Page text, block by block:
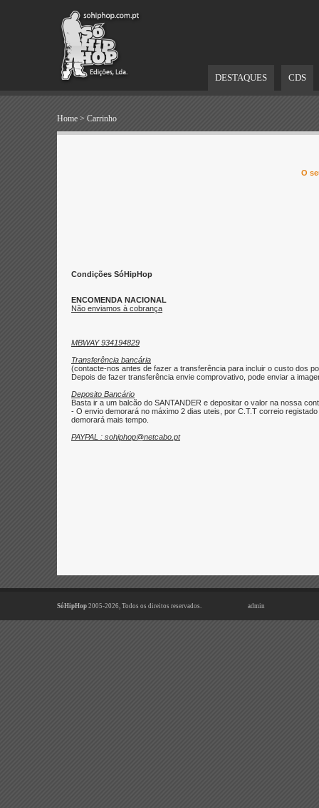
DESTAQUES CDS
Home > Carrinho
O
Condições SóHipHop
ENCOMENDA NACIONAL
Não enviamos à cobrança
MBWAY 934194829
Transferência bancária
(contacte-nos antes de fazer a transferência para incluir o custo dos
Depois de fazer transferência envie comprovativo, pode enviar a
Deposito Bancário
Basta ir a um balcão do SANTANDER e depositar o valor na nossa
- O envio demorará no máximo 2 dias uteis, por C.T.T correio
demorará mais tempo.
PAYPAL : sohiphop@netcabo.pt
SóHipHop 2005-2026, Todos os direitos reservados. admin